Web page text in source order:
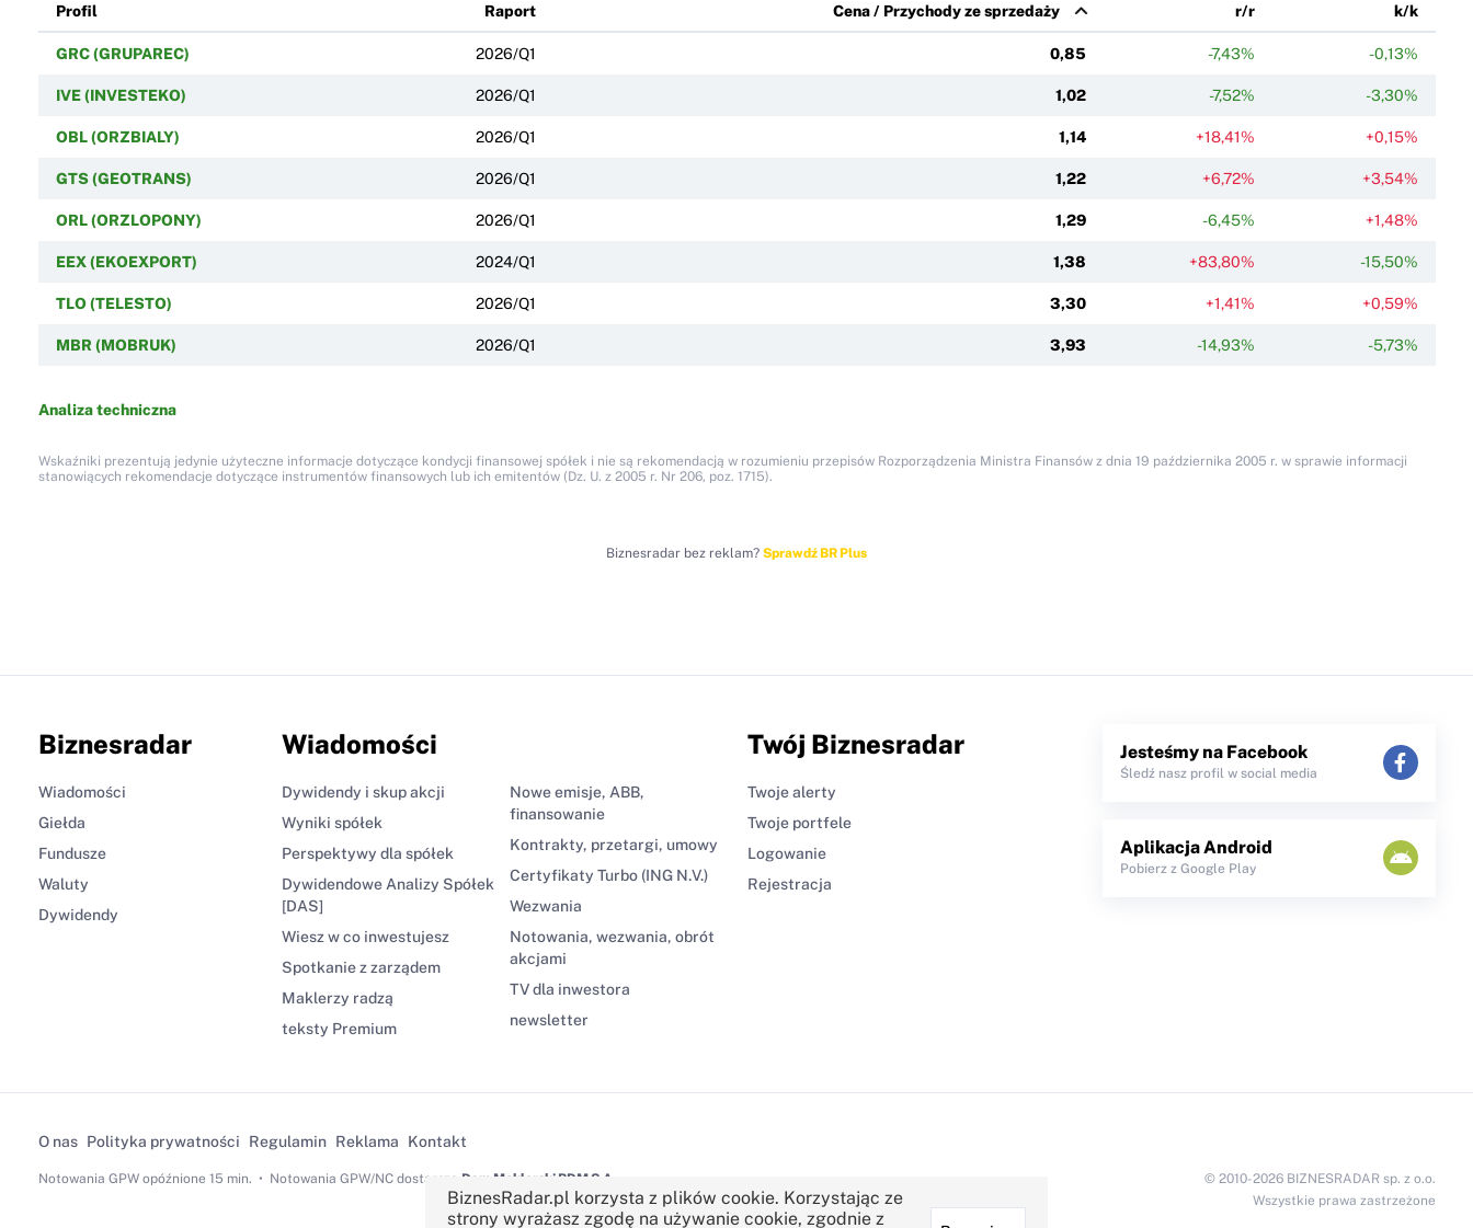
Profil Raport Cena / Przychody ze sprzedaży r/r k/k
GRC (GRUPAREC) 2026/Q1 0,85 -7,43% -0,13%
IVE (INVESTEKO) 2026/Q1 1,02 -7,52% -3,30%
OBL (ORZBIALY) 2026/Q1 1,14 +18,41% +0,15%
GTS (GEOTRANS) 2026/Q1 1,22 +6,72% +3,54%
ORL (ORZLOPONY) 2026/Q1 1,29 -6,45% +1,48%
EEX (EKOEXPORT) 2024/Q1 1,38 +83,80% -15,50%
TLO (TELESTO) 2026/Q1 3,30 +1,41% +0,59%
MBR (MOBRUK) 2026/Q1 3,93 -14,93% -5,73%
Analiza techniczna
Wskaźniki prezentują jedynie użyteczne informacje dotyczące kondycji finansowej spółek i nie są rekomendacją w rozumieniu przepisów Rozporządzenia Ministra Finansów z dnia 19 października 2005 r. w sprawie informacji
stanowiących rekomendacje dotyczące instrumentów finansowych lub ich emitentów (Dz. U. z 2005 r. Nr 206, poz. 1715).
Biznesradar bez reklam? Sprawdź BR Plus
Biznesradar
Wiadomości
Giełda
Fundusze
Waluty
Dywidendy
Wiadomości
Dywidendy i skup akcji
Wyniki spółek
Perspektywy dla spółek
Dywidendowe Analizy Spółek
[DAS]
Wiesz w co inwestujesz
Spotkanie z zarządem
Maklerzy radzą
teksty Premium
Nowe emisje, ABB,
finansowanie
Kontrakty, przetargi, umowy
Certyfikaty Turbo (ING N.V.)
Wezwania
Notowania, wezwania, obrót
akcjami
TV dla inwestora
newsletter
Twój Biznesradar
Twoje alerty
Twoje portfele
Logowanie
Rejestracja
Jesteśmy na Facebook
Śledź nasz profil w social media
Aplikacja Android
Pobierz z Google Play
O nas Polityka prywatności Regulamin Reklama Kontakt
Notowania GPWopóźnione 15 min. Notowania GPW/NC dostarcza Dom Maklerski BDM S.A.
© 2010-2026 BIZNESRADAR sp. z o.o.
Wszystkie prawa zastrzeżone
BiznesRadar.pl korzysta z plików cookie. Korzystając ze
strony wyrażasz zgodę na używanie cookie, zgodnie z